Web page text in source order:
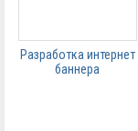
Разработка интернет
баннера